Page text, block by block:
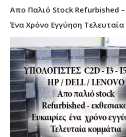
Απο Παλιό Stock Refurbished –
Ένα Χρόνο Εγγύηση